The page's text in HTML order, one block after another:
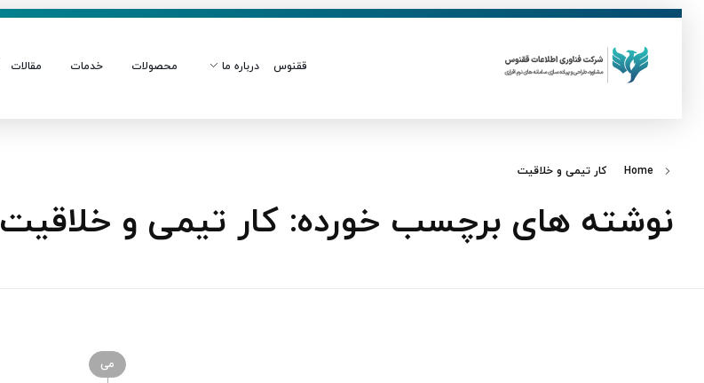
ققنوس درباره ما محصولات خدمات مقالات
Home کار تیمی و خلاقیت
نوشته های برچسب خورده: کار تیمی و خلاقیت
می